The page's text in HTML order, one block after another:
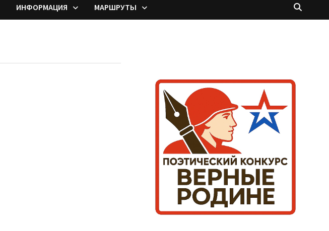
ИНФОРМАЦИЯ МАРШРУТЫ